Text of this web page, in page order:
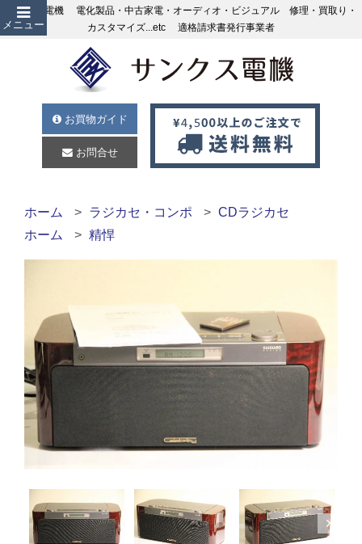
メニュー
サンクス電機 電化製品・中古家電・オーディオ・ビジュアル 修理・買取り・
カスタマイズ...etc 適格請求書発行事業者
お買物ガイド
お問合せ
ホーム ラジカセ・コンポ
CDラジカセ
ホーム
精悍
Next